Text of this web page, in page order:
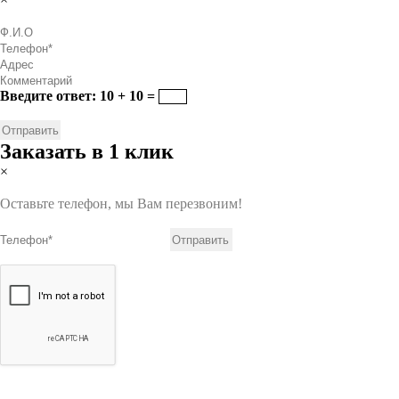
Введите ответ: 10 + 10 =
Заказать в 1 клик
×
Оставьте телефон, мы Вам перезвоним!